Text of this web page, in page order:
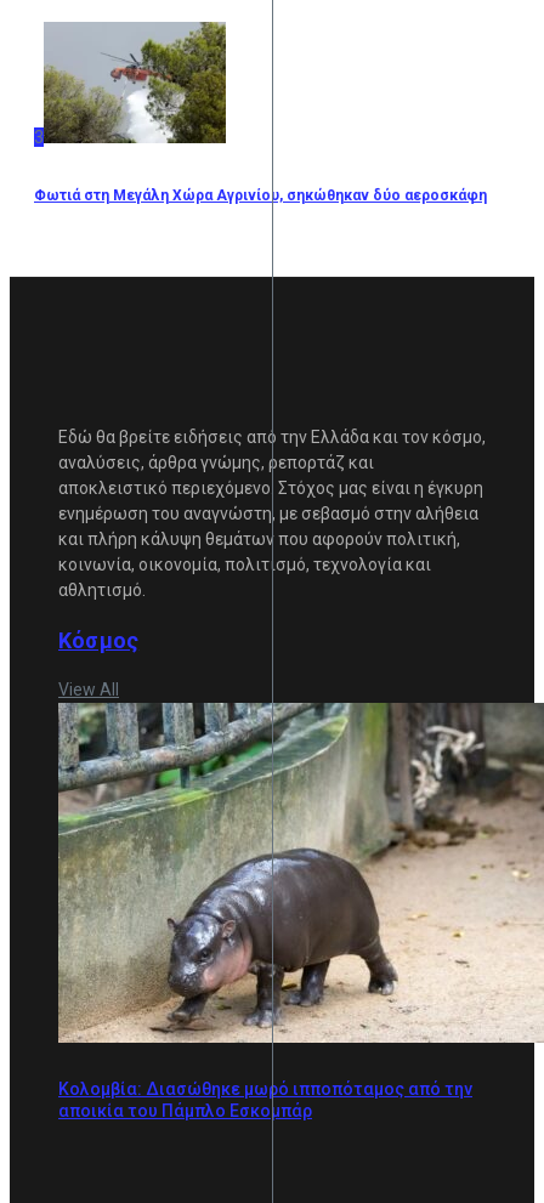
3
Φωτιά στη Μεγάλη Χώρα Αγρινίου, σηκώθηκαν δύο αεροσκάφη
Εδώ θα βρείτε ειδήσεις από την Ελλάδα και τον κόσμο,
αναλύσεις, άρθρα γνώμης, ρεπορτάζ και
αποκλειστικό περιεχόμενο. Στόχος μας είναι η έγκυρη
ενημέρωση του αναγνώστη, με σεβασμό στην αλήθεια
και πλήρη κάλυψη θεμάτων που αφορούν πολιτική,
κοινωνία, οικονομία, πολιτισμό, τεχνολογία και
αθλητισμό.
Κόσμος
View All
Κολομβία: Διασώθηκε μωρό ιπποπόταμος από την
αποικία του Πάμπλο Εσκομπάρ